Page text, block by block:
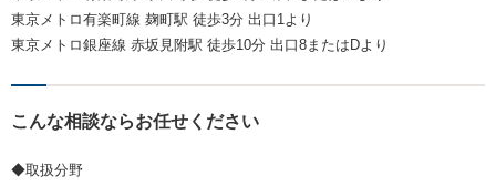
東京メトロ有楽町線 麹町駅 徒歩3分 出口1より
東京メトロ銀座線 赤坂見附駅 徒歩10分 出口8またはDより
こんな相談ならお任せください
◆取扱分野